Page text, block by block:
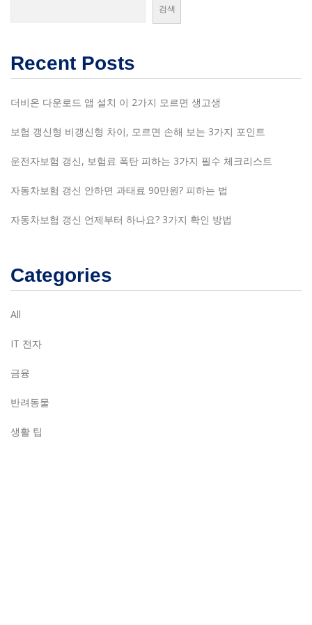
검색
Recent Posts
더비온 다운로드 앱 설치 이 2가지 모르면 생고생
보험 갱신형 비갱신형 차이, 모르면 손해 보는 3가지 포인트
운전자보험 갱신, 보험료 폭탄 피하는 3가지 필수 체크리스트
자동차보험 갱신 안하면 과태료 90만원? 피하는 법
자동차보험 갱신 언제부터 하나요? 3가지 확인 방법
Categories
All
IT 전자
금융
반려동물
생활 팁